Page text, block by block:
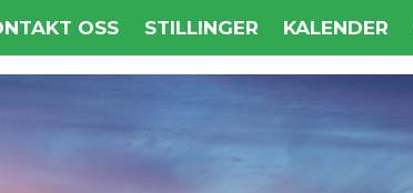
OSS STILLINGER KALENDER